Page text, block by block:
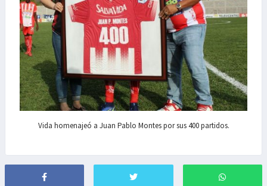
Vida homenajeó a Juan Pablo Montes por sus 400 partidos.